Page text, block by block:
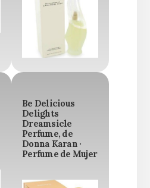
Be Delicious
Delights
Dreamsicle
Perfume, de
Donna Karan ·
Perfume de Mujer